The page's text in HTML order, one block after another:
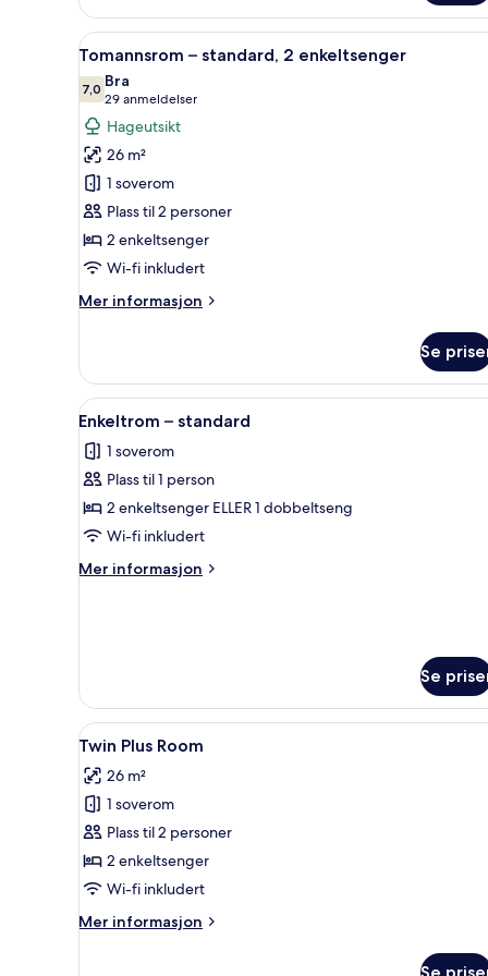
Åpne
alle
bildene
av
Tomannsrom
–
standard,
2
enkeltsenger
Skrivebord for bærbar PC,
5
Tomannsrom – standard, 2 enkeltsenger
7,07,0 av 10
Bra
29 anmeldelser
(29
anmeldelser)
Hageutsikt
26 m²
1 soverom
Plass til 2 personer
2 enkeltsenger
Wi-fi inkludert
Mer informasjon
Mer
–
standard,
2
Se
Åpne
alle
bildene
av
Enkeltrom
–
standard
Skrivebord for bærbar PC,
4
Enkeltrom – standard
1 soverom
Plass til 1 person
2 enkeltsenger ELLER 1 dobbeltseng
Wi-fi inkludert
Mer informasjon
Mer
Se
Åpne
alle
bildene
av
Twin
Plus
Room
Twin Plus Room |
4
Twin Plus Room
26 m²
1 soverom
Plass til 2 personer
2 enkeltsenger
Wi-fi inkludert
Mer informasjon
Mer